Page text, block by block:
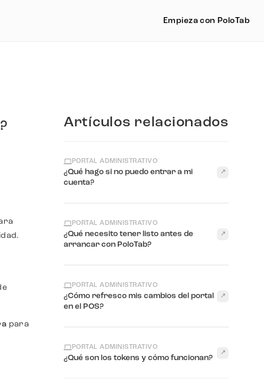
Empieza con PoloTab
para
Artículos relacionados
PORTAL ADMINISTRATIVO
¿Qué hago si no puedo entrar a mi
cuenta?
↗
PORTAL ADMINISTRATIVO
¿Qué necesito tener listo antes de
arrancar con PoloTab?
↗
PORTAL ADMINISTRATIVO
¿Cómo refresco mis cambios del portal
en el POS?
↗
PORTAL ADMINISTRATIVO
¿Qué son los tokens y cómo funcionan?
↗